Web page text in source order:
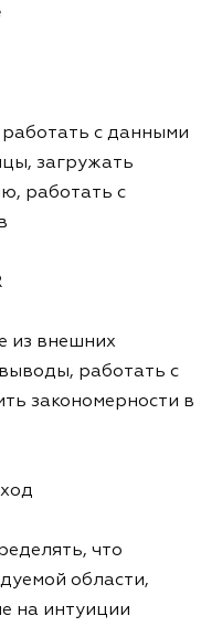
работать с данными
загружать
работать с
из внешних
работать с
закономерности в
что
области,
на интуиции